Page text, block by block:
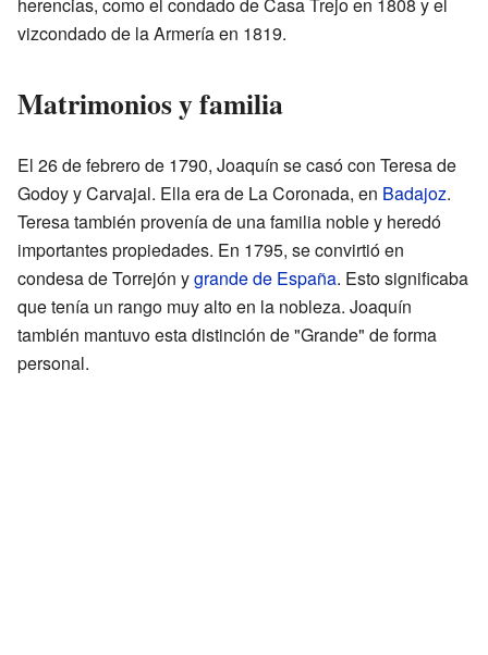
vizcondado de la Armería en 1819.
Matrimonios y familia
El 26 de febrero de 1790, Joaquín se casó con Teresa de
Godoy y Carvajal. Ella era de La Coronada, en Badajoz.
Teresa también provenía de una familia noble y heredó
importantes propiedades. En 1795, se convirtió en
condesa de Torrejón ygrande de España. Esto significaba
que tenía un rango muy alto en la nobleza. Joaquín
también mantuvo esta distinción de "Grande" de forma
personal.